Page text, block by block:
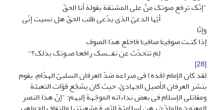
"إنّک ترفع صوتک مِنْ على المشنقة بقولة أنا الحقّ
أیّها الدعیّ الذی یدّعی طلب الحقّ هل نسیت إنّی
وإنّا
إذا کنـت صوفیـًّا صافیـًا فاخلع هذا الصوف
لِمَ تتحدّث عن نفــسک رافعـًا صـوتک بذلک؟"
[28]
لقد کان الإمام (قده) فی صراعه ضدّ العرفان السلبیّ الهدّام، یقوم
بنشر العرفان الأصیل الجهادیّ، حیث کان یشجّع قوّات التعبئة
ومقاتلی الإسلام فی بعض نداءاته الموجّهة إلیهم: "إنّ هذا النصر